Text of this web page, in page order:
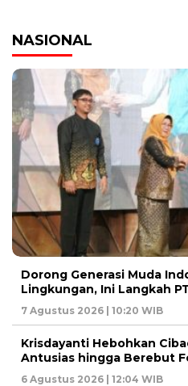
NASIONAL
Dorong Generasi Muda
Lingkungan, Ini Langkah
7 Agustus 2026 | 10:20 WIB
Krisdayanti Hebohkan
Antusias hingga Berebut
6 Agustus 2026 | 12:04 WIB